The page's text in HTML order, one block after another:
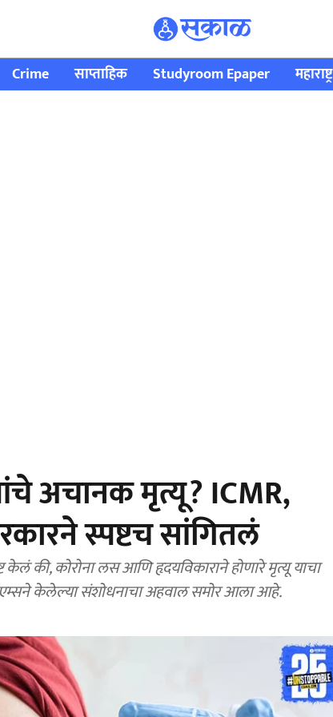
Crime साप्ताहिक Studyroom Epaper महाराष्ट्र
अचानक मृत्यू? ICMR,
स्पष्टच सांगितलं
केलं की, कोरोना लस आणि हृदयविकाराने होणारे मृत्यू याचा
केलेल्या संशोधनाचा अहवाल समोर आला आहे.